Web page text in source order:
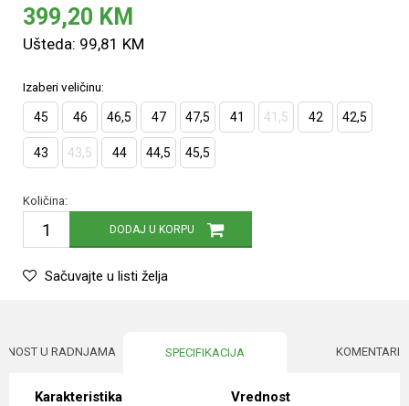
399,20 KM
Ušteda: 99,81 KM
Izaberi veličinu:
45 46 46,5 47 47,5 41 41,5 42 42,5
43 43,5 44 44,5 45,5
Količina:
DODAJ U KORPU
Sačuvajte u listi želja
U RADNJAMA SPECIFIKACIJA KOMENTARI
Karakteristika
Vrednost